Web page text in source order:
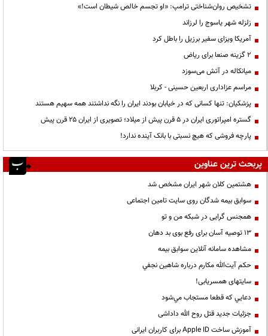
تشخیص روان‌شناختی ترامپ: «او تجسم خالص شیطان است!»
زلزله شهر یاسوج را لرزاند
آمریکا ویزای سفیر برزیل را باطل کرد
۲ گزینه صنعا برای ریاض
میانکاله در آتش می‌سوزد
مراسم عزاداری اربعین حسینی - کربلا
پزشکیان: تنها کسانی که در خیابان بودند ایران را نگه نداشتند همه سهیم هستند
گستره امپراتوری ایران در ۵ قرن پیش از میلاد؛ تصویری از ایران ۲۵ قرن پیش
پارچه فروشی که هیچ نسبتی با بانک آینده ندارد!
پربحث ترین عناوین
هشتمین کلان شهر ایران مشخص شد
سوابق بیمه شدگان روی سایت تامین اجتماعی
همجنس گرایی در شبکه من و تو
13 توصیه آسان برای رفع بوی بد دهان
مشاهده سامانه آنلاين سوابق بیمه
حكم آيت‌الله مكارم درباره شاهين نجفي
سایتهای همسریابی!
دعايي كه قطعا مستجاب مي‌شود
جزئیات جدید قتل روح الله داداشی
آموزش ساخت Apple ID برای کاربران ایرانی